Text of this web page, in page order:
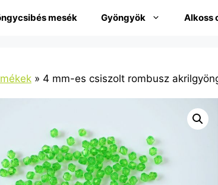
mesék Gyöngyök Alkoss
» 4 mm-es csiszolt rombusz